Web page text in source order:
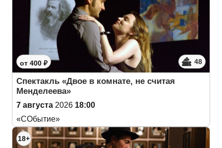
от 400 ₽ 48
Спектакль «Двое в комнате, не считая
Менделеева»
7 августа 2026 18:00
«СОбытие»
18+